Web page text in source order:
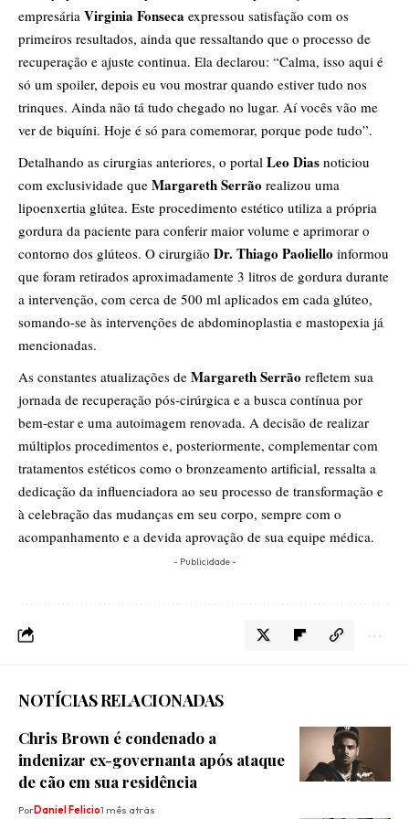
empresária Virginia Fonseca expressou satisfação com os
primeiros resultados, ainda que ressaltando que o processo de
recuperação e ajuste continua. Ela declarou: “Calma, isso aqui é
só um spoiler, depois eu vou mostrar quando estiver tudo nos
trinques. Ainda não tá tudo chegado no lugar. Aí vocês vão me
ver de biquíni. Hoje é só para comemorar, porque pode tudo”.
Detalhando as cirurgias anteriores, o portal Leo Dias noticiou
com exclusividade que Margareth Serrão realizou uma
lipoenxertia glútea. Este procedimento estético utiliza a própria
gordura da paciente para conferir maior volume e aprimorar o
contorno dos glúteos. O cirurgião Dr. Thiago Paoliello informou
que foram retirados aproximadamente 3 litros de gordura durante
a intervenção, com cerca de 500 ml aplicados em cada glúteo,
somando-se às intervenções de abdominoplastia e mastopexia já
mencionadas.
As constantes atualizações de Margareth Serrão refletem sua
jornada de recuperação pós-cirúrgica e a busca contínua por
bem-estar e uma autoimagem renovada. A decisão de realizar
múltiplos procedimentos e, posteriormente, complementar com
tratamentos estéticos como o bronzeamento artificial, ressalta a
dedicação da influenciadora ao seu processo de transformação e
à celebração das mudanças em seu corpo, sempre com o
acompanhamento e a devida aprovação de sua equipe médica.
- Publicidade -
NOTÍCIAS RELACIONADAS
Chris Brown é condenado a
indenizar ex-governanta após ataque
de cão em sua residência
PorDaniel Felicio1 mês atrás